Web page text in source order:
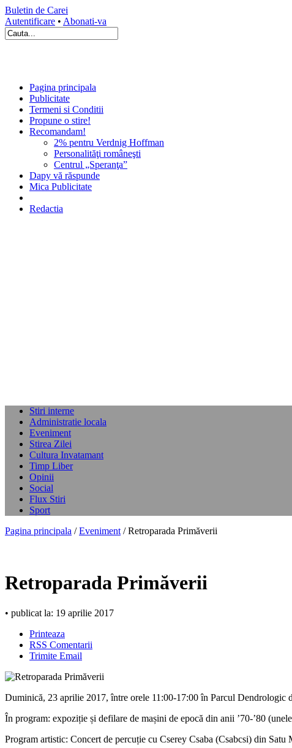
Buletin de Carei
Autentificare • Abonati-va
Pagina principala
Publicitate
Termeni si Conditii
Propune o stire!
Recomandam!
2% pentru Verdnig Hoffman
Personalităţi româneşti
Centrul „Speranţa”
Dapy vă răspunde
Mica Publicitate
Redactia
Stiri interne
Administratie locala
Eveniment
Stirea Zilei
Cultura Invatamant
Timp Liber
Opinii
Social
Flux Stiri
Sport
Pagina principala /Eveniment / Retroparada Primăverii
Retroparada Primăverii
• publicat la: 19 aprilie 2017
Printeaza
RSS Comentarii
Trimite Email
Duminică, 23 aprilie 2017, între orele 11:00-17:00 în Parcul Dendrologic
În program: expoziție și defilare de mașini de epocă din anii ’70-’80
Program artistic: Concert de percuție cu Cserey Csaba (Csabcsi) din